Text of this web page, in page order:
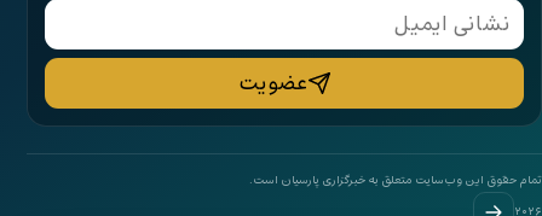
ایمیل
عضویت
تمام حقوق این وب‌سایت متعلق به خبرگزاری پارسیان است.
۲۰۲۶